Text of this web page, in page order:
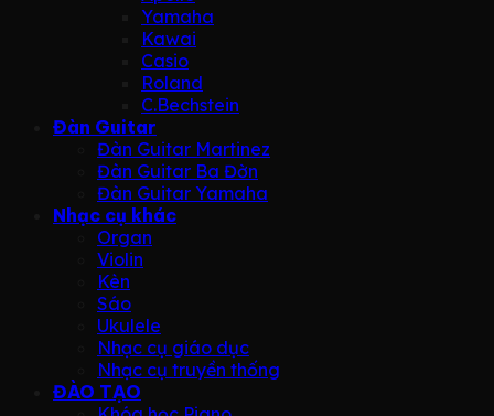
Yamaha
Kawai
Casio
Roland
C.Bechstein
Đàn Guitar
Đàn Guitar Martinez
Đàn Guitar Ba Đờn
Đàn Guitar Yamaha
Nhạc cụ khác
Organ
Violin
Kèn
Sáo
Ukulele
Nhạc cụ giáo dục
Nhạc cụ truyền thống
ĐÀO TẠO